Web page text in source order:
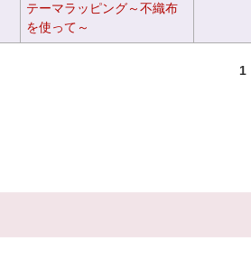
テーマラッピング～不織布
を使って～
1